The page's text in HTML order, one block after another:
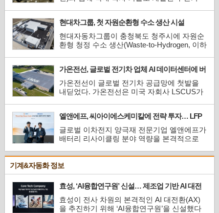
(Stone)’ 타입 구현에 성공했...
로벌 무인기 수출 시장에서의 경쟁력을 선제
적으로 확보한다는 방안이다.한화에어로스페
이스는 지난 7일 경남 창원1사업장에서 민·관·
군 관계자 300여 명이 참...
현대차그룹, 첫 자원순환형 수소 생산 시설
‘HTWO ENERGY 청주’ 준공
현대자동차그룹이 충청북도 청주시에 자원순
환형 청정 수소 생산(Waste-to-Hydrogen, 이하
차그룹 기획조정담당 서강현 사장과 기후에너
지환경부 이호현 차관, 충청북도 신용한 도지
사, 청주시 이장섭 시장 등 관계자들이 참석한
가운데 ‘HTWO ENERGY 청주’ ...
가온전선, 글로벌 전기차 업체 AI 데이터센터에 버
스덕트 600억 원 수주
가온전선이 글로벌 전기차 공급망에 첫발을
내딛었다. 가온전선은 미국 자회사 LSCUS가
(Busduct)를 공급한다고 밝혔다.버스덕트는
데이터센터 내 각 서버와 랙(Rack)에 전력을
분배하는 배전 설비로 'AI 데이터센터의 혈
관'으로 불린다. 반도체·냉각설비와 함께...
엘앤에프, 씨아이에스케미칼에 전략 투자… LFP
리사이클링 밸류체인 선점 나서
글로벌 이차전지 양극재 전문기업 엘앤에프가
배터리 리사이클링 분야 역량을 본격적으로
본사에서 씨아이에스케미칼과 전략적 투자 계
약을 체결하고 LFP(리튬인산철)·NCM(니켈·
코발트·망간) 기반 폐배터리 재자원화 협력을
가시화했다.이번 투자는 지난 5월 양사가 체결
한 리사이클링 업무협약(...
기계&자동화 정보
효성, ‘AI융합연구원’ 신설… 제조업 기반 AI 대전
환(AX) 가속화
효성이 전사 차원의 본격적인 AI 대전환(AX)
을 추진하기 위해 ‘AI융합연구원’을 신설했다